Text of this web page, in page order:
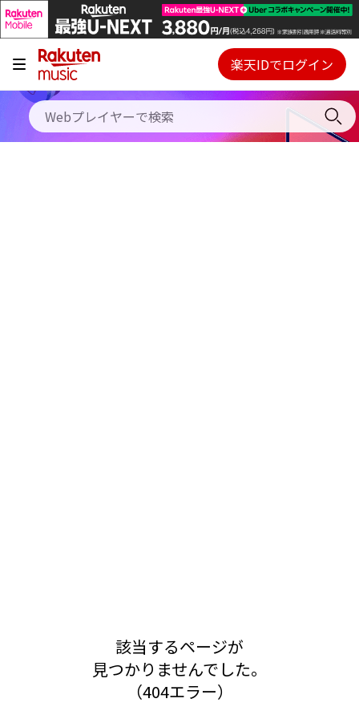
キャンペーン
料金プラン
使い方
Webプレイヤー
ご契約内容の確認・変更
楽天IDでログイン
該当するページが
見つかりませんでした。
（404エラー）